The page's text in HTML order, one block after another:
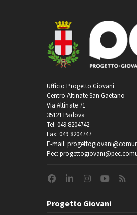
Ufficio Progetto Giovani
Centro Altinate San Gaetano
Via Altinate 71
35121 Padova
Tel: 049 8204742
Fax: 049 8204747
E-mail:
Pec:
Progetto Giovani